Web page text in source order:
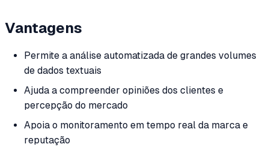
Vantagens
Permite a análise automatizada de grandes volumes
de dados textuais
Ajuda a compreender opiniões dos clientes e
percepção do mercado
Apoia o monitoramento em tempo real da marca e
reputação